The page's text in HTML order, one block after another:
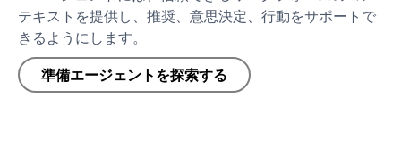
テキストを提供し、推奨、意思決定、行動をサポートで
きるようにします。
準備エージェントを探索する